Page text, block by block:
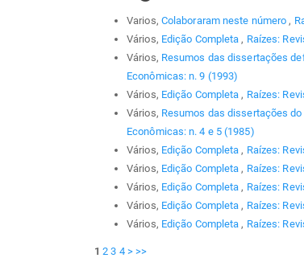
Varios, Colaboraram neste número ,
Vários, Edição Completa , Raízes:
Vários, Resumos das dissertações
Econômicas: n. 9 (1993)
Vários, Edição Completa , Raízes:
Vários, Resumos das dissertações
Econômicas: n. 4 e 5 (1985)
Vários, Edição Completa , Raízes:
Vários, Edição Completa , Raízes:
Vários, Edição Completa , Raízes:
Vários, Edição Completa , Raízes:
Vários, Edição Completa , Raízes:
1 2 3 4 > >>